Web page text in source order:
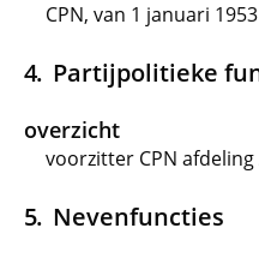
CPN, van 1 januari
Partijpolitieke
overzicht
voorzitter CPN
Nevenfuncties